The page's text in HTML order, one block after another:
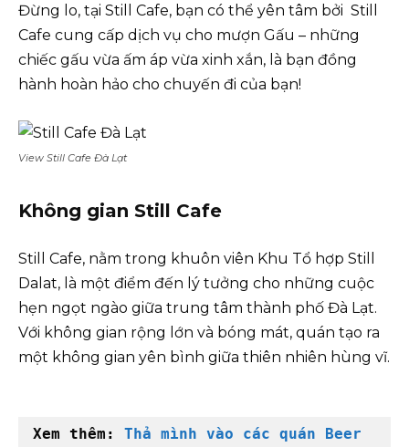
Đừng lo, tại Still Cafe, bạn có thể yên tâm bởi Still
Cafe cung cấp dịch vụ cho mượn Gấu – những
chiếc gấu vừa ấm áp vừa xinh xắn, là bạn đồng
hành hoàn hảo cho chuyến đi của bạn!
View Still Cafe Đà Lạt
Không gian Still Cafe
Still Cafe, nằm trong khuôn viên Khu Tổ hợp Still
Dalat, là một điểm đến lý tưởng cho những cuộc
hẹn ngọt ngào giữa trung tâm thành phố Đà Lạt.
Với không gian rộng lớn và bóng mát, quán tạo ra
một không gian yên bình giữa thiên nhiên hùng vĩ.
Xem thêm:
Thả mình vào các quán Beer